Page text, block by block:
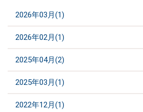
2026年03月(1)
2026年02月(1)
2025年04月(2)
2025年03月(1)
2022年12月(1)